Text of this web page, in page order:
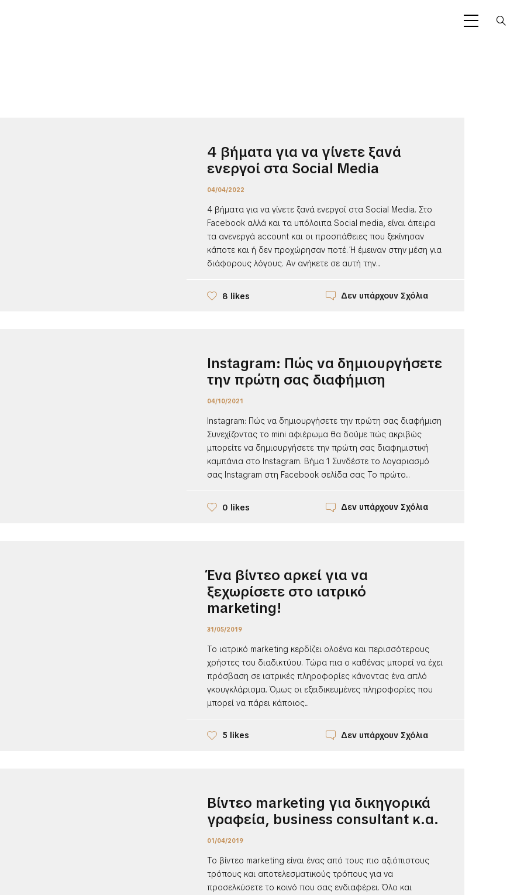
4 βήματα για να γίνετε ξανά
ενεργοί στα Social Media
04/04/2022
4 βήματα για να γίνετε ξανά ενεργοί στα Social Media. Στο
Facebook αλλά και τα υπόλοιπα Social media, είναι άπειρα
τα ανενεργά account και οι προσπάθειες που ξεκίνησαν
κάποτε και ή δεν προχώρησαν ποτέ. Ή έμειναν στην μέση για
διάφορους λόγους. Αν ανήκετε σε αυτή την...
8 likes Δεν υπάρχουν Σχόλια
Instagram: Πώς να δημιουργήσετε
την πρώτη σας διαφήμιση
04/10/2021
Instagram: Πώς να δημιουργήσετε την πρώτη σας διαφήμιση
Συνεχίζοντας το mini αφιέρωμα θα δούμε πώς ακριβώς
μπορείτε να δημιουργήσετε την πρώτη σας διαφημιστική
καμπάνια στο Instagram. Βήμα 1 Συνδέστε το λογαριασμό
σας Instagram στη Facebook σελίδα σας Το πρώτο...
0 likes Δεν υπάρχουν Σχόλια
Ένα βίντεο αρκεί για να
ξεχωρίσετε στο ιατρικό
marketing!
31/05/2019
Το ιατρικό marketing κερδίζει ολοένα και περισσότερους
χρήστες του διαδικτύου. Τώρα πια ο καθένας μπορεί να έχει
πρόσβαση σε ιατρικές πληροφορίες κάνοντας ένα απλό
γκουγκλάρισμα. Όμως οι εξειδικευμένες πληροφορίες που
μπορεί να πάρει κάποιος...
5 likes Δεν υπάρχουν Σχόλια
Βίντεο marketing για δικηγορικά
γραφεία, business consultant κ.α.
01/04/2019
Το βίντεο marketing είναι ένας από τους πιο αξιόπιστους
τρόπους και αποτελεσματικούς τρόπους για να
προσελκύσετε το κοινό που σας ενδιαφέρει. Όλο και